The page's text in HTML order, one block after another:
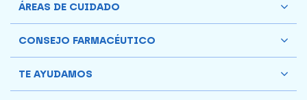
ÁREAS DE CUIDADO
CONSEJO FARMACÉUTICO
TE AYUDAMOS